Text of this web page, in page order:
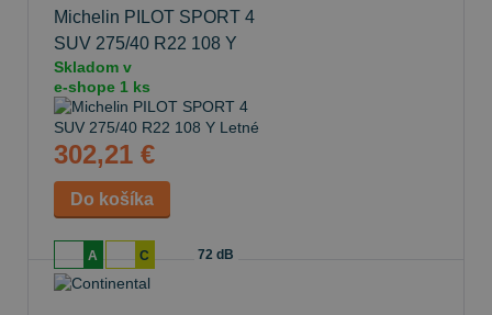
Michelin PILOT SPORT 4
SUV 275/40 R22 108 Y
Letné
Skladom v
e-shope 1 ks
302,21 €
A C 72 dB